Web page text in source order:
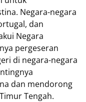
Negara-negara
dan
Negara
pergeseran
di negara-negara
dan mendorong
Tengah.